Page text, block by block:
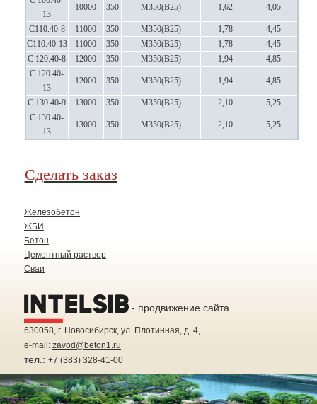
13
10000 350 М350(В25) 1,62 4,05
С110.40-8 11000 350 М350(В25) 1,78
4,45
С110.40-13
11000 350 М350(В25) 1,78
4,45
С 120.40-8
12000 350 М350(В25) 1,94
4,85
С 120.40-
13
12000 350 М350(В25) 1,94 4,85
С 130.40-9 13000 350 М350(В25) 2,10
5,25
С 130.40-
13
13000 350 М350(В25) 2,10 5,25
Сделать заказ
Железобетон
ЖБИ
Бетон
Цементный раствор
Сваи
630058, г. Новосибирск, ул. Плотинная, д. 4,
e-mail: zavod@beton1.ru
тел.: +7 (383) 328-41-00
- продвижение сайта